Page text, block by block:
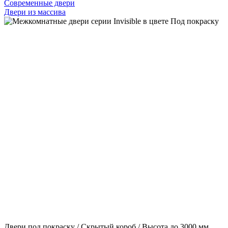
Современные двери
Двери из массива